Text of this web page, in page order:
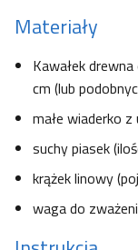
Materiały
Kawałek
cm (lub
małe wiaderko
suchy piasek
krążek linowy
waga do